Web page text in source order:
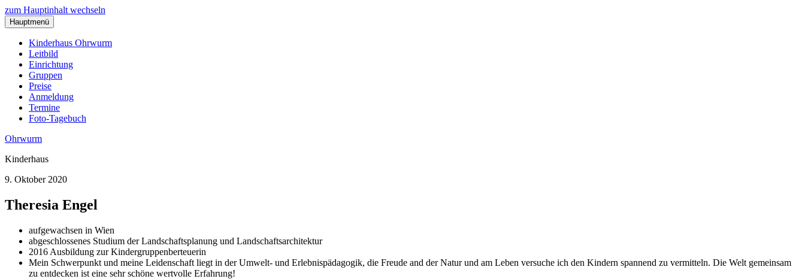
zum Hauptinhalt wechseln
Hauptmenü
Kinderhaus Ohrwurm
Leitbild
Einrichtung
Gruppen
Preise
Anmeldung
Termine
Foto-Tagebuch
Ohrwurm
Kinderhaus
9. Oktober 2020
Theresia Engel
aufgewachsen in Wien
abgeschlossenes Studium der Landschaftsplanung und Landschaftsarchitektur
2016 Ausbildung zur Kindergruppenberteuerin
Mein Schwerpunkt und meine Leidenschaft liegt in der Umwelt- und Erlebnispädagogik, die Freude and der Natur und am Leben versuche ich den Kindern spannend zu vermitteln. Die Welt gemeinsam
zu entdecken ist eine sehr schöne wertvolle Erfahrung!